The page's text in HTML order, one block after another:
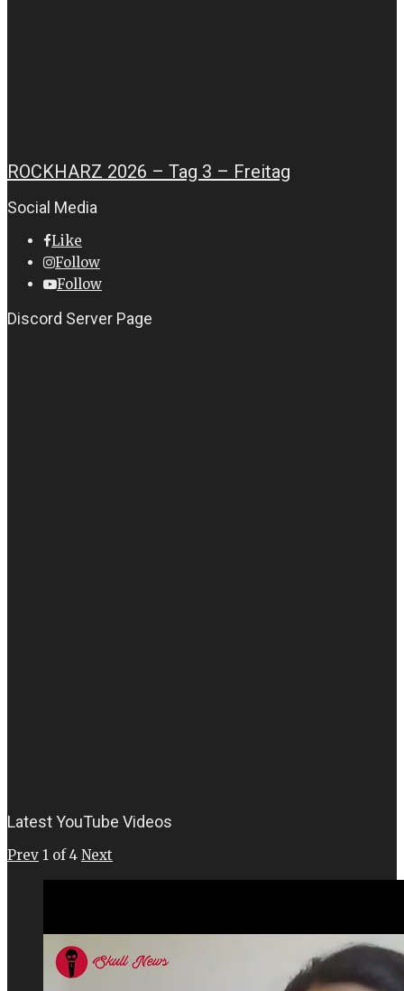
ROCKHARZ 2026 – Tag 3 – Freitag
Social Media
Like
Follow
Follow
Discord Server Page
Latest YouTube Videos
Prev 1 of 4 Next